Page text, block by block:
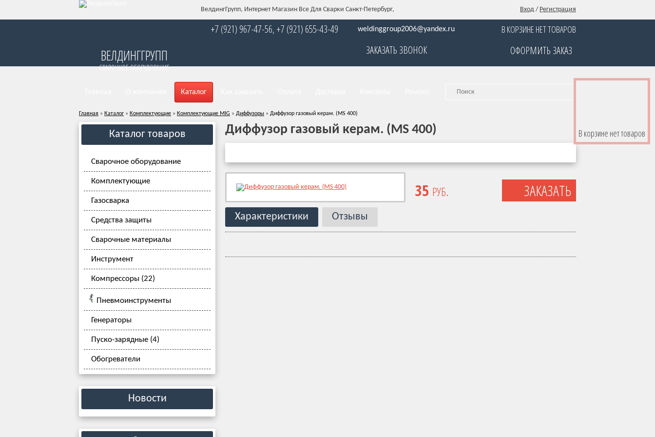
ВЕЛДИНГГРУПП
СВАРОЧНОЕ ОБОРУДОВАНИЕ
ВелдингГрупп, Интернет Магазин Все Для Сварки Санкт-Петербург, Вход / Регистрация
+7 (921) 967-47-56, +7 (921) 655-43-49 weldinggroup2006@yandex.ru В КОРЗИНЕ НЕТ ТОВАРОВ
ЗАКАЗАТЬ ЗВОНОК ОФОРМИТЬ ЗАКАЗ
Каталог
Главная » Каталог » Комплектующие » Комплектующие MIG » Диффузоры » Диффузор газовый керам. (MS 400)
Каталог товаров
Сварочное оборудование
Комплектующие
Газосварка
Средства защиты
Сварочные материалы
Инструмент
Компрессоры (22)
Пневмоинструменты
Генераторы
Пуско-зарядные (4)
Обогреватели
Новости
Диффузор газовый керам. (MS 400)
35 РУБ.
Характеристики Отзывы
В корзине нет товаров